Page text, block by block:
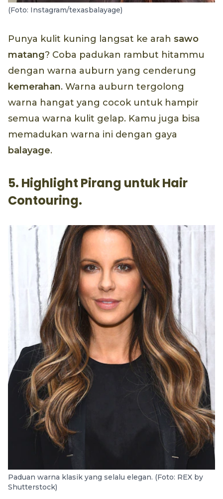
(Foto: Instagram/texasbalayage)
Punya kulit kuning langsat ke arah sawo
matang? Coba padukan rambut hitammu
dengan warna auburn yang cenderung
kemerahan. Warna auburn tergolong
warna hangat yang cocok untuk hampir
semua warna kulit gelap. Kamu juga bisa
memadukan warna ini dengan gaya
balayage.
5. Highlight Pirang untuk Hair
Contouring.
Paduan warna klasik yang selalu elegan. (Foto: REX by
Shutterstock)